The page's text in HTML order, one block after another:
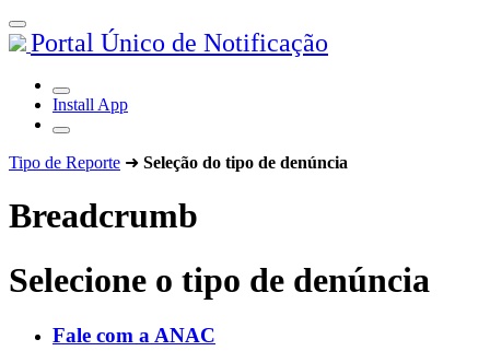
Portal Único de Notificação
Install App
Tipo de Reporte ➜ Seleção do tipo de denúncia
Breadcrumb
Selecione o tipo de denúncia
Fale com a ANAC